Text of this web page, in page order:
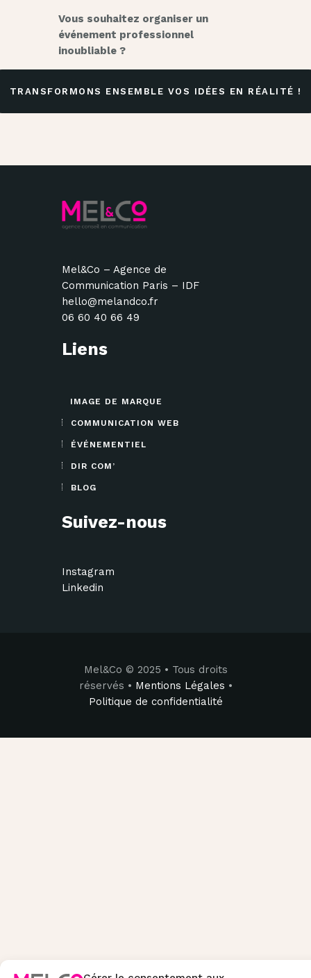
Vous souhaitez organiser un
événement professionnel
inoubliable ?
TRANSFORMONS ENSEMBLE VOS IDÉES EN RÉALITÉ !
Mel&Co – Agence de
Communication Paris – IDF
hello@melandco.fr
06 60 40 66 49
Liens
IMAGE DE MARQUE
COMMUNICATION WEB
ÉVÉNEMENTIEL
DIR COM’
BLOG
Suivez-nous
Instagram
Linkedin
Mel&Co © 2025 • Tous droits
réservés • Mentions Légales •
Politique de confidentialité